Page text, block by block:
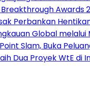
Awards
Perbankan
Global melalui
Slam, Buka
Dua Proyek WtE